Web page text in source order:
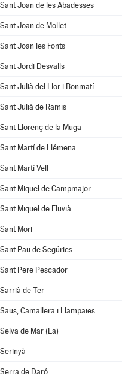
Sant Joan de les Abadesses
Sant Joan de Mollet
Sant Joan les Fonts
Sant Jordi Desvalls
Sant Julià del Llor i Bonmatí
Sant Julià de Ramis
Sant Llorenç de la Muga
Sant Martí de Llémena
Sant Martí Vell
Sant Miquel de Campmajor
Sant Miquel de Fluvià
Sant Mori
Sant Pau de Segúries
Sant Pere Pescador
Sarrià de Ter
Saus, Camallera i Llampaies
Selva de Mar (La)
Serinyà
Serra de Daró